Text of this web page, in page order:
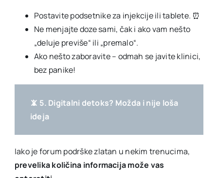
Postavite podsetnike za injekcije ili tablete. ⏰
Ne menjajte doze sami, čak i ako vam nešto
„deluje previše“ ili „premalo“.
Ako nešto zaboravite – odmah se javite klinici,
bez panike!
📵 5. Digitalni detoks? Možda i nije loša
ideja
Iako je forum podrške zlatan u nekim trenucima,
prevelika količina informacija može vas